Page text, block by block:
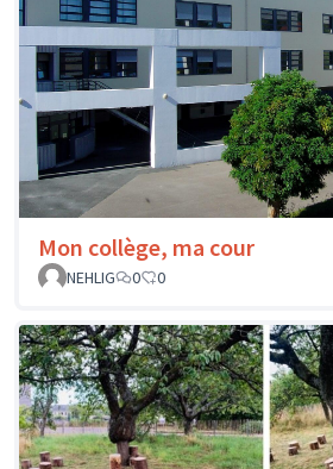
Mon collège, ma cour
NEHLIG
0 0